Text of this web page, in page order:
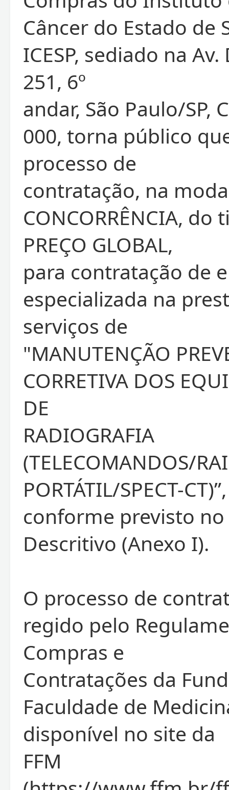
Câncer do Estado de
ICESP, sediado na
251, 6º
andar, São Paulo/SP,
000, torna público
processo de
contratação, na
CONCORRÊNCIA, do
PREÇO GLOBAL,
para contratação de
especializada na
serviços de
"MANUTENÇÃO
CORRETIVA DOS
DE
RADIOGRAFIA
(TELECOMANDOS/
PORTÁTIL/SPECT-CT)”,
conforme previsto
Descritivo (Anexo I).
O processo de
regido pelo
Compras e
Contratações da
Faculdade de
disponível no site da
FFM